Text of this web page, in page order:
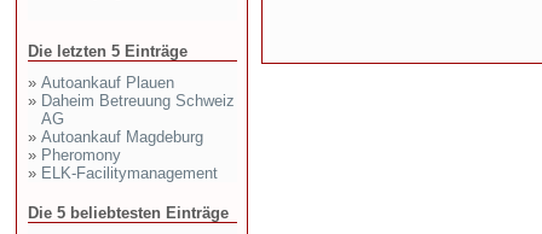
Die letzten 5 Einträge
» Autoankauf Plauen
» Daheim Betreuung Schweiz
AG
» Autoankauf Magdeburg
» Pheromony
» ELK-Facilitymanagement
Die 5 beliebtesten Einträge